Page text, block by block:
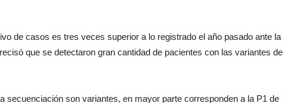
de casos es tres veces superior a lo registrado el año pasado ante la
que se detectaron gran cantidad de pacientes con las variantes de
secuenciación son variantes, en mayor parte corresponden a la P1 de